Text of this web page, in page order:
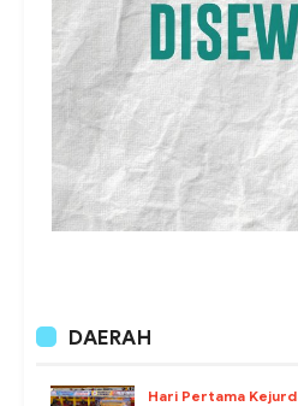
DAERAH
Hari Pertama